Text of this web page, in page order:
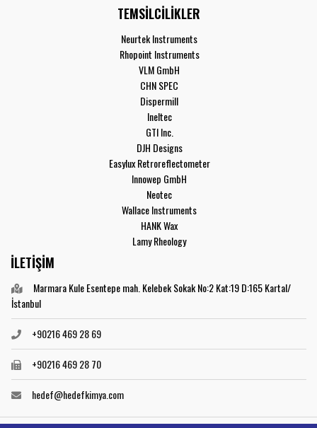
TEMSİLCİLİKLER
Neurtek Instruments
Rhopoint Instruments
VLM GmbH
CHN SPEC
Dispermill
Ineltec
GTI Inc.
DJH Designs
Easylux Retroreflectometer
Innowep GmbH
Neotec
Wallace Instruments
HANK Wax
Lamy Rheology
İLETİŞİM
Marmara Kule Esentepe mah. Kelebek Sokak No:2 Kat:19 D:165 Kartal/
İstanbul
+90216 469 28 69
+90216 469 28 70
hedef@hedefkimya.com